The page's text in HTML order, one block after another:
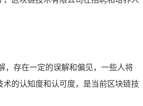
，存在一定的误解和偏见，一些人将
的认知度和认可度，是当前区块链技